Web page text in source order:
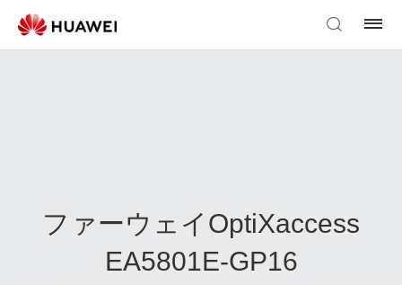
ファーウェイOptiXaccess
EA5801E-GP16